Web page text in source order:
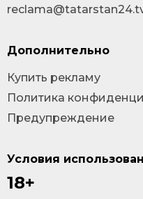
Условия
18+
Дополнительно
Купить рекламу
Политика
Предупреждение